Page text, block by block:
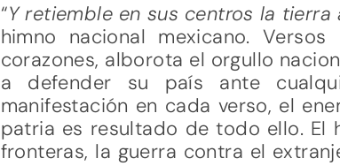
“Y retiemble en sus centros la
himno nacional mexicano.
corazones, alborota el orgullo
a defender su país ante
manifestación en cada verso, el
patria es resultado de todo ello. El
fronteras, la guerra contra el